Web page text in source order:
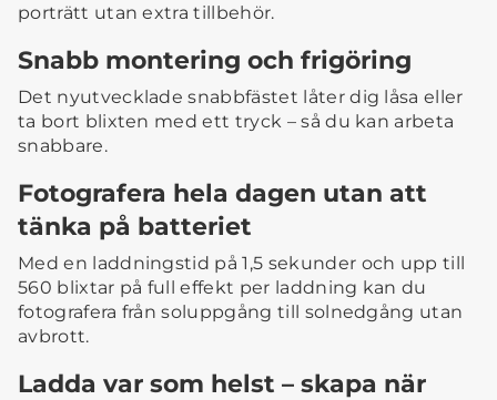
porträtt utan extra tillbehör.
Snabb montering och frigöring
Det nyutvecklade snabbfästet låter dig låsa eller
ta bort blixten med ett tryck – så du kan arbeta
snabbare.
Fotografera hela dagen utan att
tänka på batteriet
Med en laddningstid på 1,5 sekunder och upp till
560 blixtar på full effekt per laddning kan du
fotografera från soluppgång till solnedgång utan
avbrott.
Ladda var som helst – skapa när